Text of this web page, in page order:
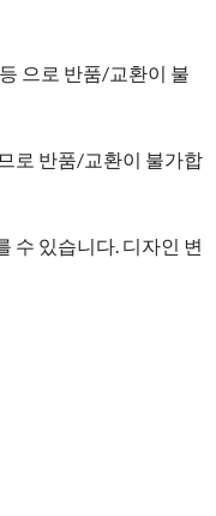
등 으로 반품/교환이 불
로 반품/교환이 불가합
있습니다. 디자인 변